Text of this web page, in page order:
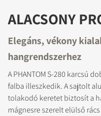
ALACSONY
Elegáns, vékony
hangrendszerhez
A PHANTOM S-280 karcsú
falba illeszkedik. A sajtolt
tolakodó keretet biztosít a
mágnesre szerelt elülső